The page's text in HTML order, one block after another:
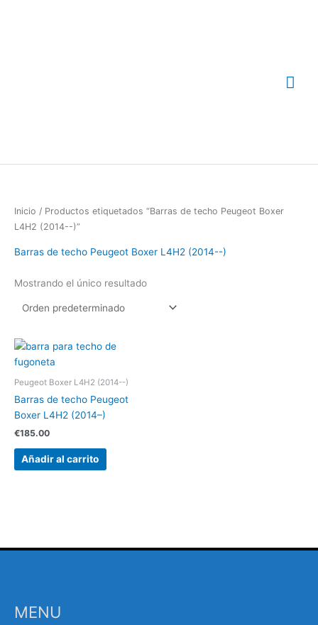
Inicio / Productos etiquetados “Barras de techo Peugeot Boxer
L4H2 (2014--)”
Barras de techo Peugeot Boxer L4H2 (2014--)
Mostrando el único resultado
Peugeot Boxer L4H2 (2014--)
Barras de techo Peugeot
Boxer L4H2 (2014–)
€185.00
Añadir al carrito
MENU